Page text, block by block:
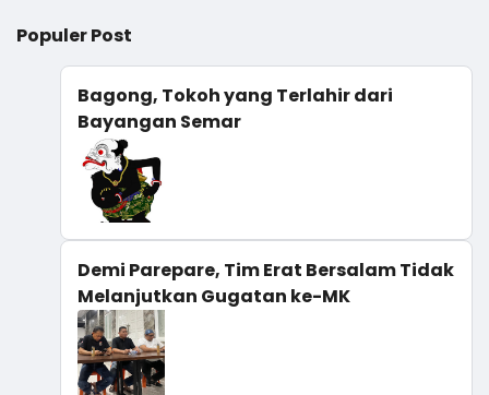
Populer Post
Bagong, Tokoh yang Terlahir dari
Bayangan Semar
Demi Parepare, Tim Erat Bersalam Tidak
Melanjutkan Gugatan ke-MK